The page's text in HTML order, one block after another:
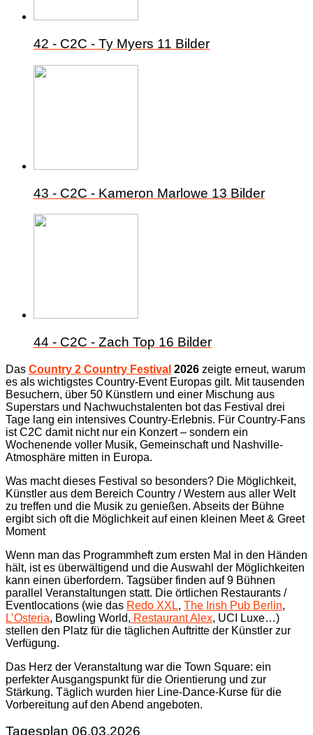
42 - C2C - Ty Myers 11 Bilder
43 - C2C - Kameron Marlowe 13 Bilder
44 - C2C - Zach Top 16 Bilder
Das Country 2 Country Festival 2026 zeigte erneut, warum
es als wichtigstes Country-Event Europas gilt. Mit tausenden
Besuchern, über 50 Künstlern und einer Mischung aus
Superstars und Nachwuchstalenten bot das Festival drei
Tage lang ein intensives Country-Erlebnis. Für Country-Fans
ist C2C damit nicht nur ein Konzert – sondern ein
Wochenende voller Musik, Gemeinschaft und Nashville-
Atmosphäre mitten in Europa.
Was macht dieses Festival so besonders? Die Möglichkeit,
Künstler aus dem Bereich Country / Western aus aller Welt
zu treffen und die Musik zu genießen. Abseits der Bühne
ergibt sich oft die Möglichkeit auf einen kleinen Meet & Greet
Moment
Wenn man das Programmheft zum ersten Mal in den Händen
hält, ist es überwältigend und die Auswahl der Möglichkeiten
kann einen überfordern. Tagsüber finden auf 9 Bühnen
parallel Veranstaltungen statt. Die örtlichen Restaurants /
Eventlocations (wie das Redo XXL, The Irish Pub Berlin,
L’Osteria, Bowling World, Restaurant Alex, UCI Luxe…)
stellen den Platz für die täglichen Auftritte der Künstler zur
Verfügung.
Das Herz der Veranstaltung war die Town Square: ein
perfekter Ausgangspunkt für die Orientierung und zur
Stärkung. Täglich wurden hier Line-Dance-Kurse für die
Vorbereitung auf den Abend angeboten.
Tagesplan 06.03.2026